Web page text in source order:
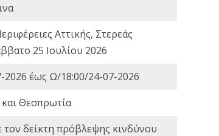
Αττικής, Στερεάς
25 Ιουλίου 2026
2026 έως Ω/18:00/24-07-2026
Θεσπρωτία
δείκτη πρόβλεψης κινδύνου